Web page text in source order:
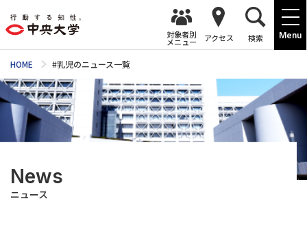
Menu
対象者別
メニュー アクセス 検索
HOME #乳児のニュース一覧
News
ニュース